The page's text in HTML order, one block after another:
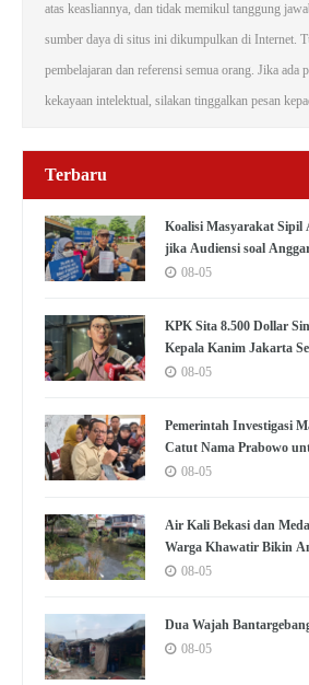
atas keasliannya, dan tidak memikul tanggung
sumber daya di situs ini dikumpulkan di Internet.
pembelajaran dan referensi semua orang. Jika ada
kekayaan intelektual, silakan tinggalkan pesan
Terbaru
Koalisi Masyarakat Sipil
jika Audiensi soal
08-05
KPK Sita 8.500 Dollar
Kepala Kanim Jakarta
08-05
Pemerintah Investigasi
Catut Nama Prabowo
08-05
Air Kali Bekasi dan
Warga Khawatir Bikin
08-05
Dua Wajah
08-05